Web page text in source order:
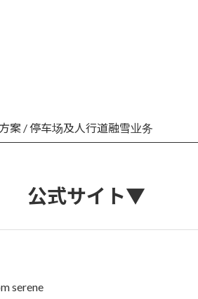
案 / 停车场及人行道融雪业务
公式サイト▼
serene